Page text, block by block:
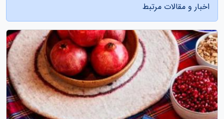
اخبار و مقالات مرتبط